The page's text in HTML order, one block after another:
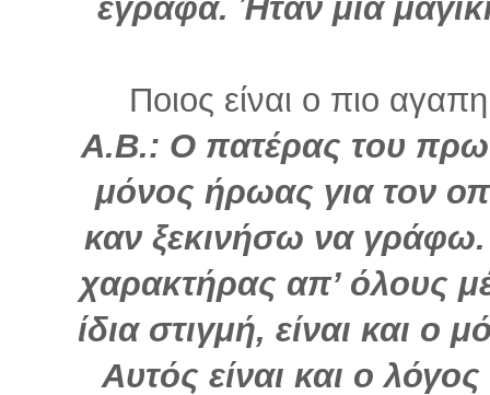
έγραφα. Ήταν μια
Ποιος είναι ο πιο
Α.Β.: Ο πατέρας του
μόνος ήρωας για τον
καν ξεκινήσω να γράφω.
χαρακτήρας απ’ όλους
ίδια στιγμή, είναι και ο
Αυτός είναι και ο